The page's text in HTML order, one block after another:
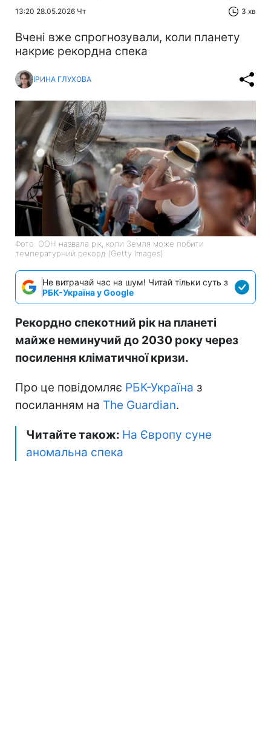
13:20 28.05.2026 Чт 3 хв
Вчені вже спрогнозували, коли планету
накриє рекордна спека
ІРИНА ГЛУХОВА
Фото: ООН назвала рік, коли Земля може побити
температурний рекорд (Getty Images)
Не витрачай час на шум! Читай тільки суть з
РБК-Україна у Google
Рекордно спекотний рік на планеті
майже неминучий до 2030 року через
посилення кліматичної кризи.
Про це повідомляє РБК-Україна з
посиланням на The Guardian.
Читайте також: На Європу суне
аномальна спека